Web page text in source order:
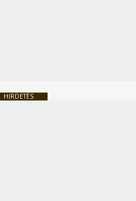
HIRDETÉS